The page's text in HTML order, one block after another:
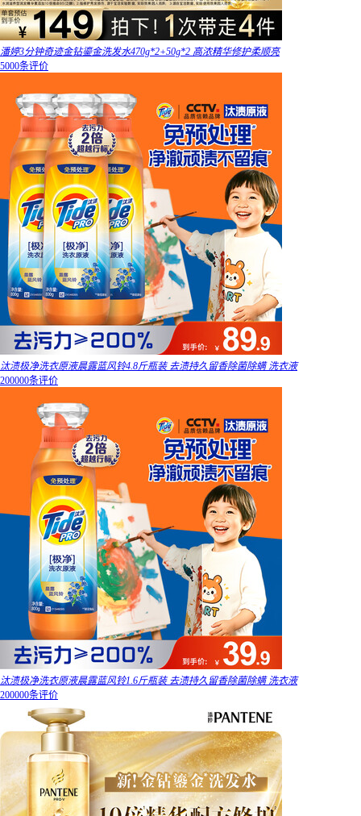
潘婷3分钟奇迹金钻鎏金洗发水470g*2+50g*2 高浓精华修护柔顺亮
5000条评价
汰渍极净洗衣原液晨露蓝风铃4.8斤瓶装 去渍持久留香除菌除螨 洗衣液
200000条评价
汰渍极净洗衣原液晨露蓝风铃1.6斤瓶装 去渍持久留香除菌除螨 洗衣液
200000条评价